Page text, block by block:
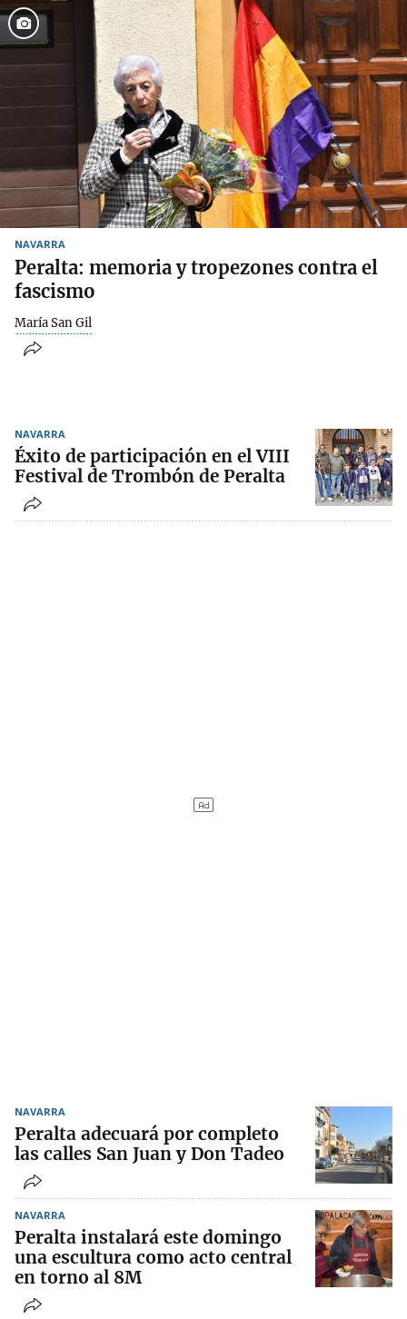
NAVARRA
Peralta: memoria y tropezones contra el
fascismo
María San Gil
NAVARRA
Éxito de participación en el VIII
Festival de Trombón de Peralta
NAVARRA
Peralta adecuará por completo
las calles San Juan y Don Tadeo
NAVARRA
Peralta instalará este domingo
una escultura como acto central
en torno al 8M